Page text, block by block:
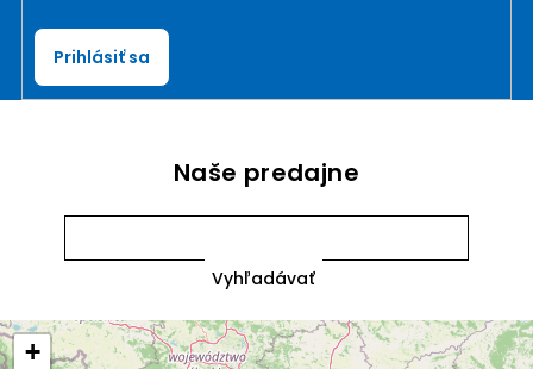
Prihlásiť sa
Naše predajne
+